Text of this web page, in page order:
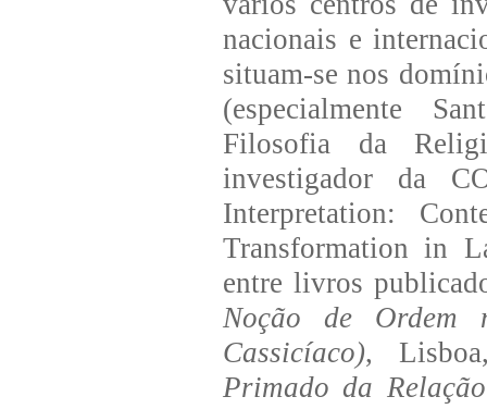
nacionais e
situam-se nos
(especialmente
Filosofia da
investigador da
Interpretation:
Transformation in
entre livros
Noção de Ordem
Cassicíaco),
Primado da